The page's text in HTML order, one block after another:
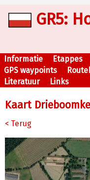
GR5:
Informatie Etappes
GPS waypoints
Literatuur
Links
Kaart
< Terug